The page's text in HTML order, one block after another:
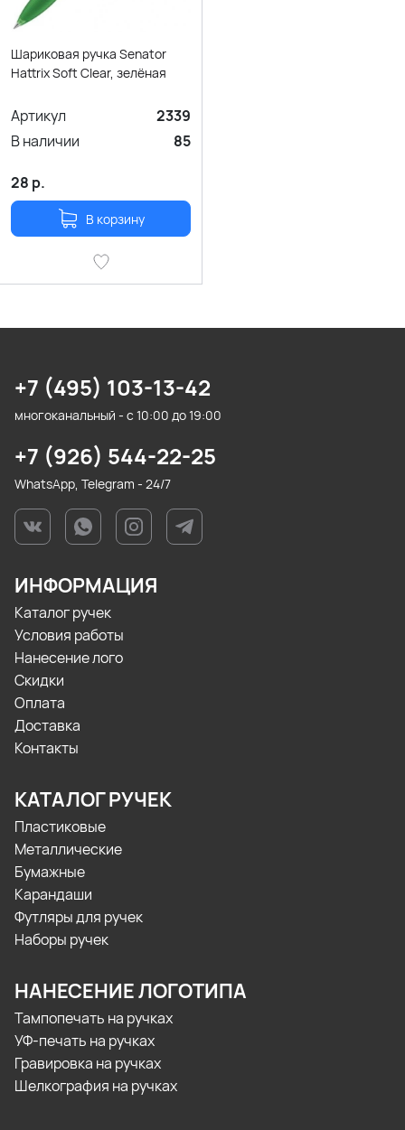
Шариковая ручка Senator
Hattrix Soft Clear, зелёная
Артикул
2339
В наличии
85
28 р.
В корзину
+7 (495) 103-13-42
многоканальный - с 10:00 до 19:00
+7 (926) 544-22-25
WhatsApp, Telegram - 24/7
ИНФОРМАЦИЯ
Каталог ручек
Условия работы
Нанесение лого
Скидки
Оплата
Доставка
Контакты
КАТАЛОГ РУЧЕК
Пластиковые
Металлические
Бумажные
Карандаши
Футляры для ручек
Наборы ручек
НАНЕСЕНИЕ ЛОГОТИПА
Тампопечать на ручках
УФ-печать на ручках
Гравировка на ручках
Шелкография на ручках